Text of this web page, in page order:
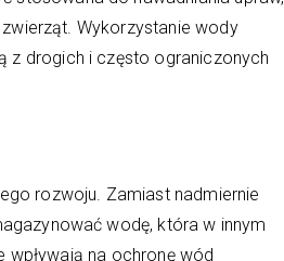
Wykorzystanie wody
z drogich i często ograniczonych
rozwoju. Zamiast nadmiernie
wodę, która w innym
wpływają na ochronę wód